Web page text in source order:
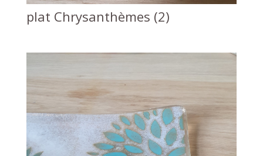
plat Chrysanthèmes (2)